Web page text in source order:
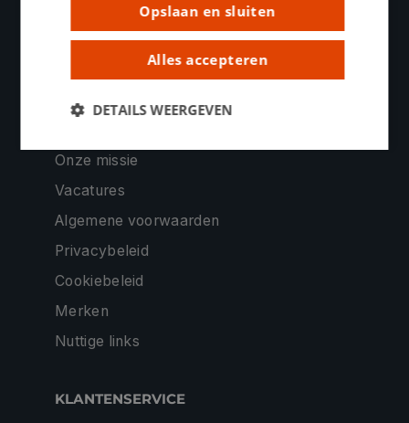
OVER DE BANIER
Contacteer ons
Onze missie
Vacatures
Algemene voorwaarden
Privacybeleid
Cookiebeleid
Merken
Nuttige links
KLANTENSERVICE
Opslaan en sluiten
Alles accepteren
DETAILS WEERGEVEN